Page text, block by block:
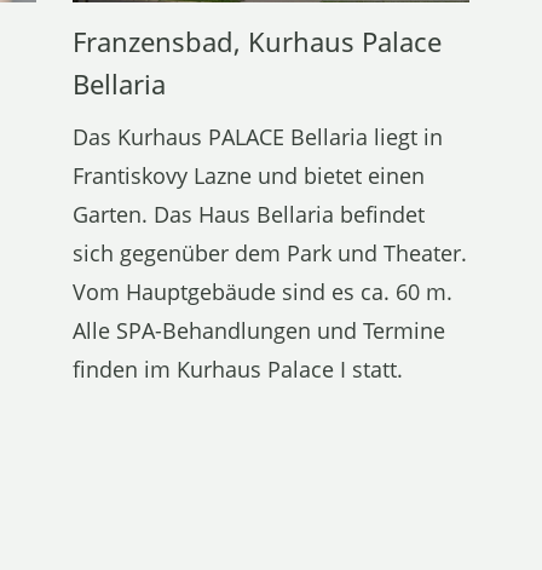
Franzensbad, Kurhaus Palace
Bellaria
Das Kurhaus PALACE Bellaria liegt in
Frantiskovy Lazne und bietet einen
Garten. Das Haus Bellaria befindet
sich gegenüber dem Park und Theater.
Vom Hauptgebäude sind es ca. 60 m.
Alle SPA-Behandlungen und Termine
finden im Kurhaus Palace I statt.